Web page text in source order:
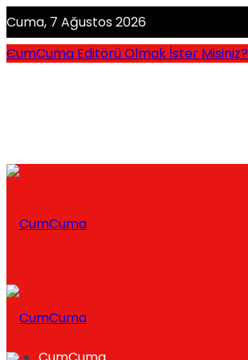
Cuma, 7 Ağustos 2026
CumCuma Editörü Olmak İster Misiniz?